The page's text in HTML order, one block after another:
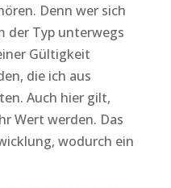
Denn wer sich
der Typ unterwegs
Gültigkeit
die ich aus
Auch hier gilt,
Wert werden. Das
wodurch ein